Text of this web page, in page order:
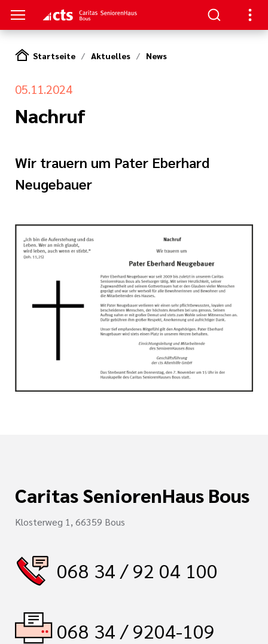
Jahr
Startseite Aktuelles News
05.11.2024
Nachruf
Wir trauern um Pater Eberhard
Neugebauer
Caritas SeniorenHaus Bous
Klosterweg 1, 66359 Bous
068 34 / 92 04 100
068 34 / 9204-109